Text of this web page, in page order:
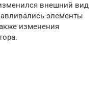
внешний вид
элементы
изменения